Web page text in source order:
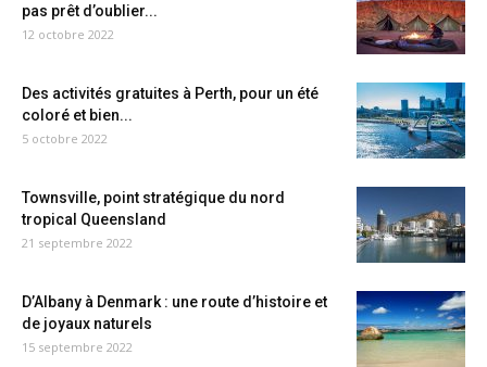
pas prêt d’oublier...
12 octobre 2022
Des activités gratuites à Perth, pour un été
coloré et bien...
5 octobre 2022
Townsville, point stratégique du nord
tropical Queensland
21 septembre 2022
D’Albany à Denmark : une route d’histoire et
de joyaux naturels
15 septembre 2022